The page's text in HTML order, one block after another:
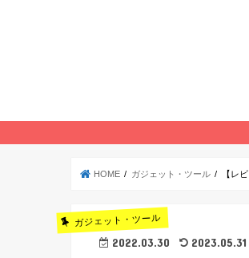
HOME ガジェット・ツール 【レ
ガジェット・ツール
2022.03.30 2023.05.31